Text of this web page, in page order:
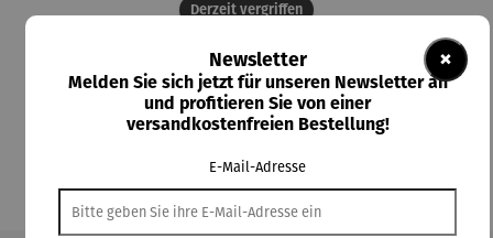
Derzeit vergriffen
85,00 €
Preise inkl. MwSt. zzgl. Versandkosten
Nicht mehr verfügbar
×
Newsletter
Melden Sie sich jetzt für unseren Newsletter an
und profitieren Sie von einer
versandkostenfreien Bestellung!
E-Mail-Adresse